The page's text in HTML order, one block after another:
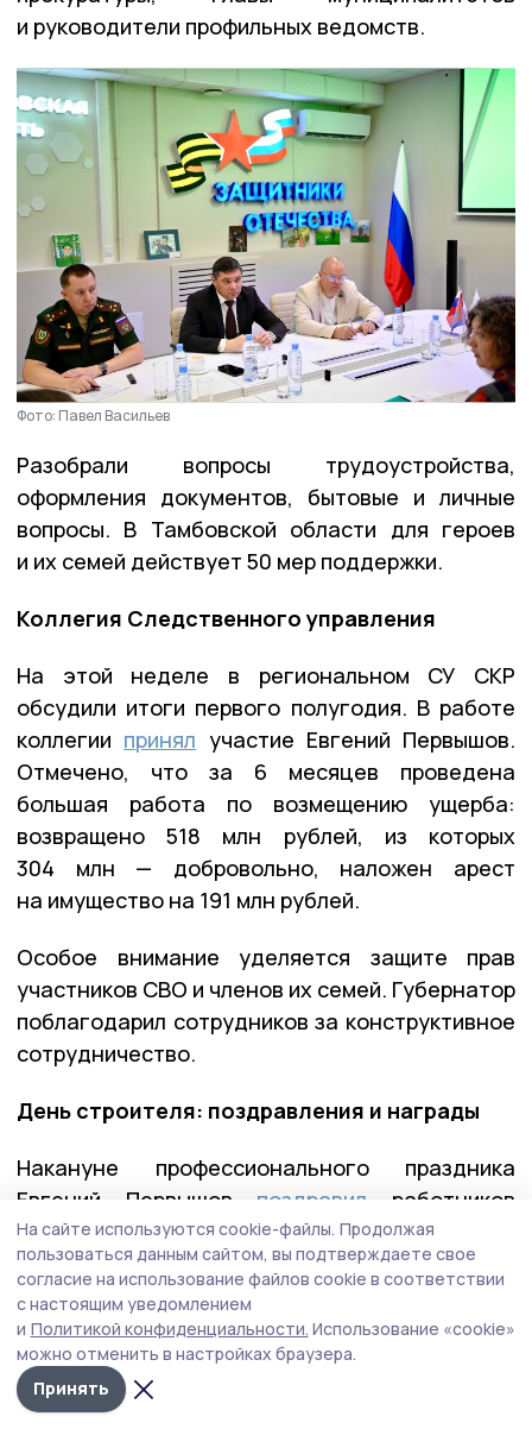
и руководители профильных ведомств.
Фото: Павел Васильев
Разобрали вопросы трудоустройства,
оформления документов, бытовые и личные
вопросы. В Тамбовской области для героев
и их семей действует 50 мер поддержки.
Коллегия Следственного управления
На этой неделе в региональном СУ СКР
обсудили итоги первого полугодия. В работе
коллегии принял участие Евгений Первышов.
Отмечено, что за 6 месяцев проведена
большая работа по возмещению ущерба:
возвращено 518 млн рублей, из которых
304 млн — добровольно, наложен арест
на имущество на 191 млн рублей.
Особое внимание уделяется защите прав
участников СВО и членов их семей. Губернатор
поблагодарил сотрудников за конструктивное
сотрудничество.
День строителя: поздравления и награды
Накануне профессионального праздника
Евгений Первышов поздравил работников
и ветеранов строительной отрасли, вручил
федеральные и региональные награды.
В Тамбовской области работает порядка 1 300
строительных организаций, в которых
трудятся более 7 000 человек. За пять лет
сдано почти 2,5 млн кв.м жилья, активно
На сайте используются cookie-файлы. Продолжая
пользоваться данным сайтом, вы подтверждаете свое
согласие на использование файлов cookie в соответствии
с настоящим уведомлением
и Политикой конфиденциальности. Использование «cookie»
можно отменить в настройках браузера.
Принять